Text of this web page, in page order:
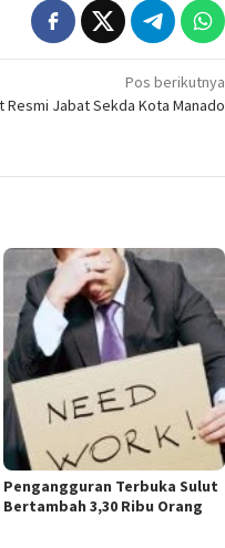
Pos berikutnya
Resmi Jabat Sekda Kota Manado
Pengangguran Terbuka Sulut
Bertambah 3,30 Ribu Orang